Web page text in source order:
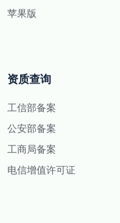
苹果版
资质查询
工信部备案
公安部备案
工商局备案
电信增值许可证